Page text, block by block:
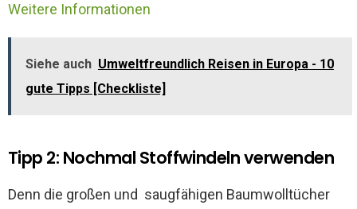
Weitere Informationen
Siehe auch Umweltfreundlich Reisen in Europa - 10
gute Tipps [Checkliste]
Tipp 2: Nochmal Stoffwindeln verwenden
Denn die großen und saugfähigen Baumwolltücher